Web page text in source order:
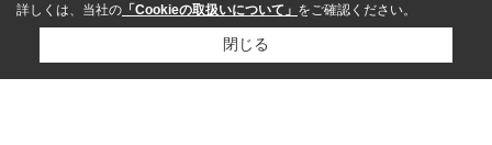
詳しくは、当社の 「Cookieの取扱いについて」 をご確認ください。
閉じる